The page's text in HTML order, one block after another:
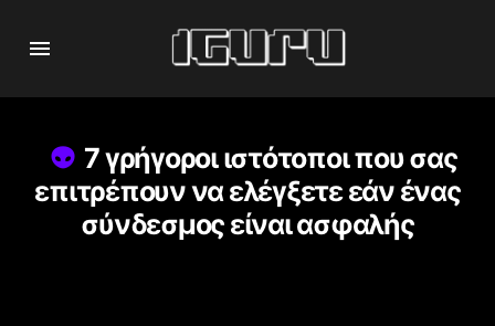
7 γρήγοροι ιστότοποι που σας
επιτρέπουν να ελέγξετε εάν ένας
σύνδεσμος είναι ασφαλής